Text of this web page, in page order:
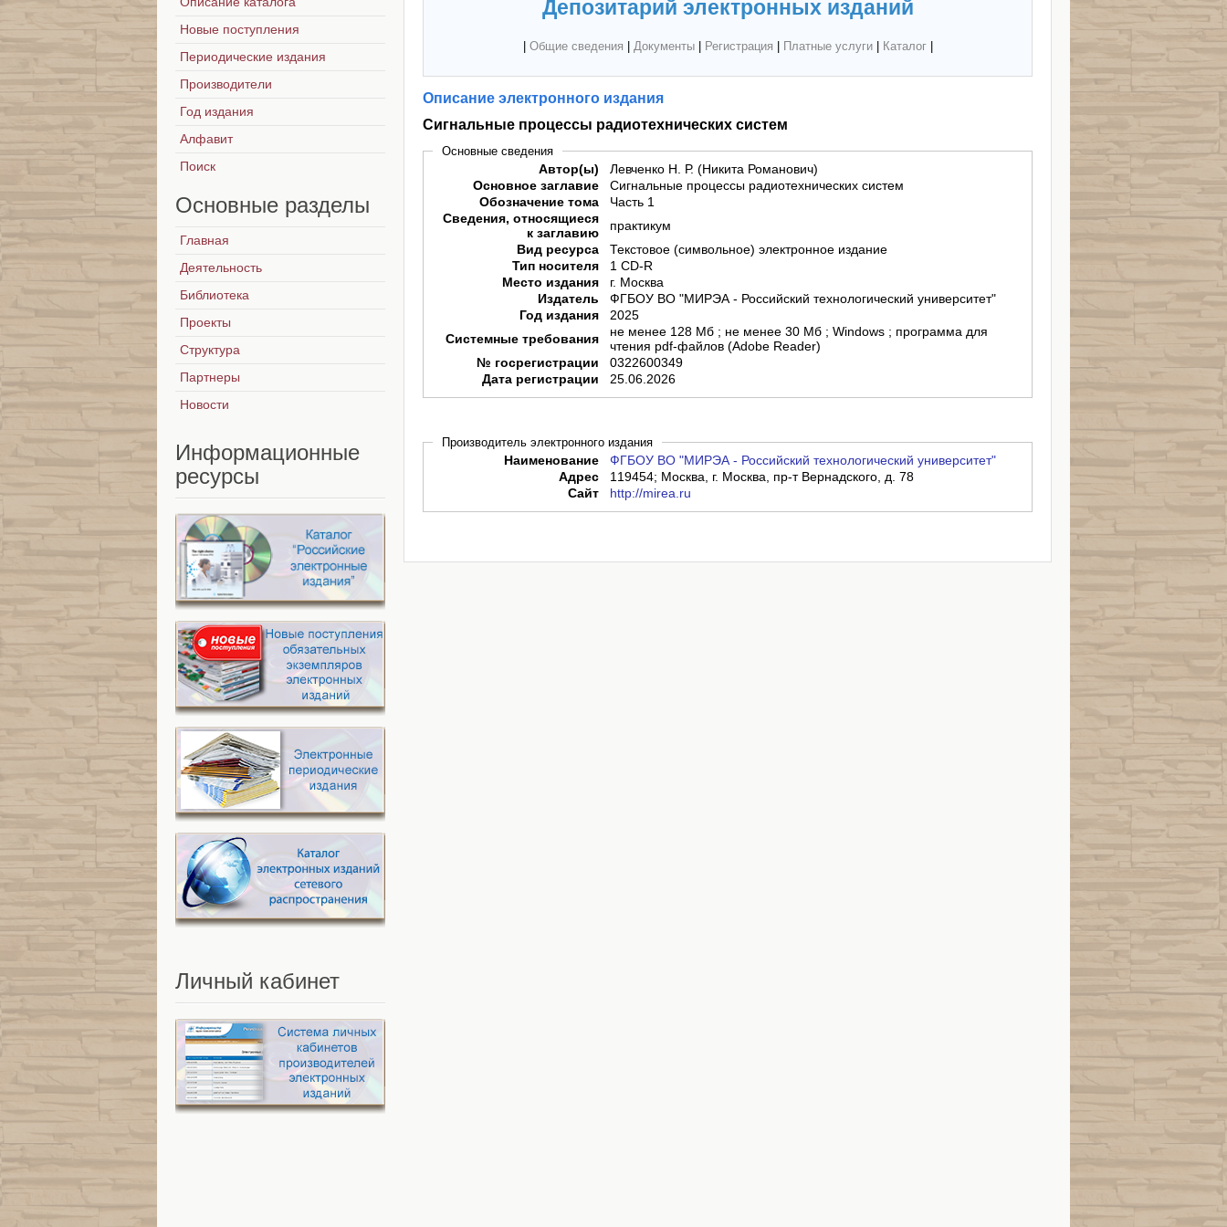
Депозитарий электронных изданий
Общие сведения Документы| Регистрация Платные услуги| Каталог|
Описание электронного издания
Сигнальные процессы радиотехнических систем
Основные сведения
Автор(ы)
Левченко Н. Р. (Никита Романович)
Основное заглавие
Сигнальные процессы радиотехнических систем
Обозначение тома
Часть 1
Сведения, относящиеся
к заглавию
практикум
Вид ресурса
Текстовое (символьное) электронное издание
Тип носителя
1 CD-R
Место издания
г. Москва
Издатель
ФГБОУ ВО "МИРЭА - Российский технологический университет"
Год издания
2025
Системные требования
не менее 128 Мб ; не менее 30 Мб ; Windows ; программа для
чтения pdf-файлов (Adobe Reader)
№ госрегистрации
0322600349
Дата регистрации
25.06.2026
Производитель электронного издания
Наименование
ФГБОУ ВО "МИРЭА - Российский технологический университет"
Адрес
119454; Москва, г. Москва, пр-т Вернадского, д. 78
Сайт
http://mirea.ru
Новые поступления
Периодические издания
Производители
Год издания
Алфавит
Поиск
Основные разделы
Главная
Деятельность
Библиотека
Проекты
Структура
Партнеры
Новости
Информационные
ресурсы
Личный кабинет